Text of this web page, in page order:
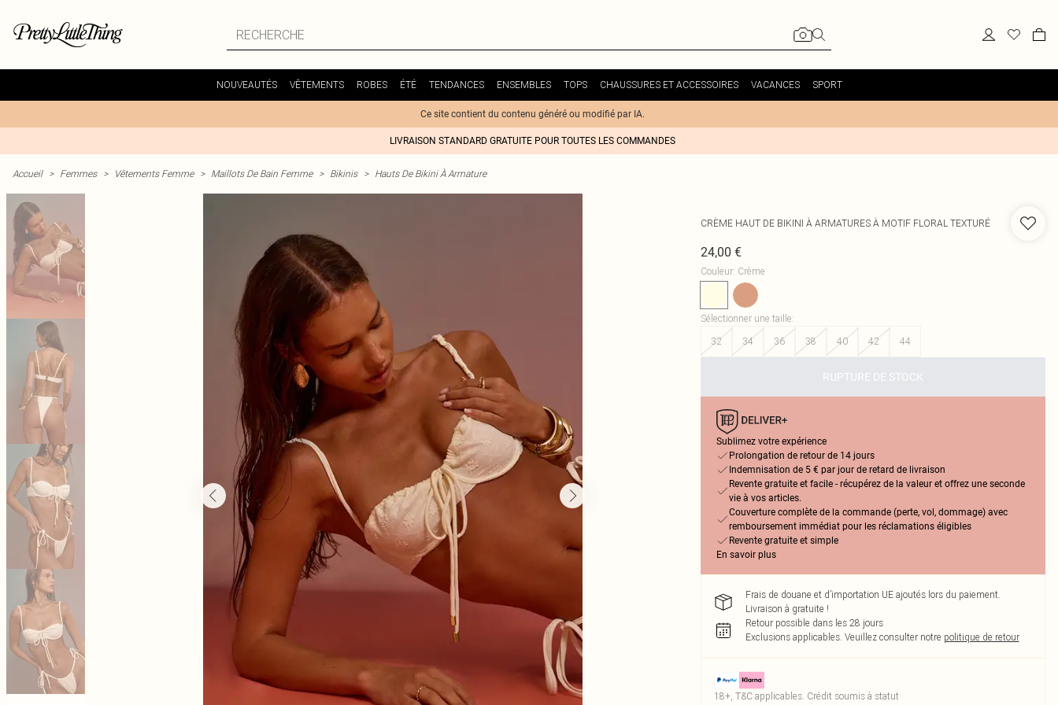
NOUVEAUTÉS VÊTEMENTS ROBES ÉTÉ TENDANCES ENSEMBLES TOPS CHAUSSURES ET ACCESSOIRES VACANCES SPORT
Ce site contient du contenu généré ou modifié par IA.
LIVRAISON STANDARD GRATUITE POUR TOUTES LES COMMANDES
Accueil > Femmes > Vêtements Femme > Maillots De Bain Femme > Bikinis > Hauts De Bikini À Armature
CRÈME HAUT DE BIKINI À ARMATURES À MOTIF FLORAL TEXTURÉ
24,00 €
Couleur: Crème
Sélectionner une taille:
32
34 36 38 40 42 44
RUPTURE DE STOCK
Sublimez votre expérience
Prolongation de retour de 14 jours
Indemnisation de 5 € par jour de retard de livraison
Revente gratuite et facile - récupérez de la valeur et offrez une seconde
vie à vos articles.
Couverture complète de la commande (perte, vol, dommage) avec
remboursement immédiat pour les réclamations éligibles
Revente gratuite et simple
En savoir plus
Frais de douane et d’importation UE ajoutés lors du paiement.
Livraison à gratuite !
Retour possible dans les 28 jours
Exclusions applicables. Veuillez consulter notre politique de retour
18+, T&C applicables. Crédit soumis à statut